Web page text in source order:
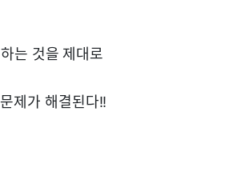
는 것을 제대로
제가 해결된다!!